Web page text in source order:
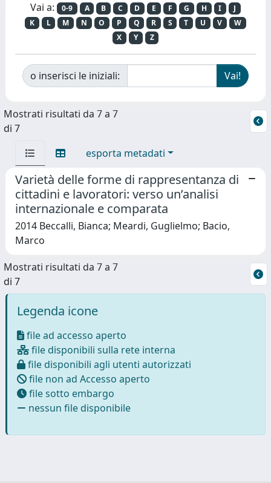
Vai a: 0-9 A B C D E F G H I
J
K
L M N O P Q R S T U V
W
X
Y Z
o inserisci le iniziali:
Mostrati risultati da 7 a 7
di 7
esporta metadati
Varietà delle forme di rappresentanza di
cittadini e lavoratori: verso un’analisi
internazionale e comparata
2014 Beccalli, Bianca; Meardi, Guglielmo; Bacio,
Marco
Mostrati risultati da 7 a 7
di 7
Legenda icone
file ad accesso aperto
file disponibili sulla rete interna
file disponibili agli utenti autorizzati
file non ad Accesso aperto
file sotto embargo
nessun file disponibile